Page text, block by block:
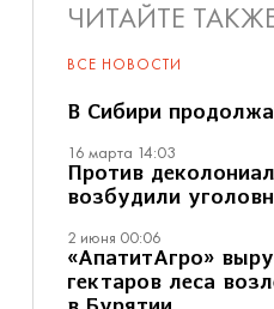
ЧИТАЙТЕ
ВСЕ НОВОСТИ
В Сибири
16 марта 14:03
Против
возбудили
2 июня 00:06
«АпатитАгро»
гектаров леса